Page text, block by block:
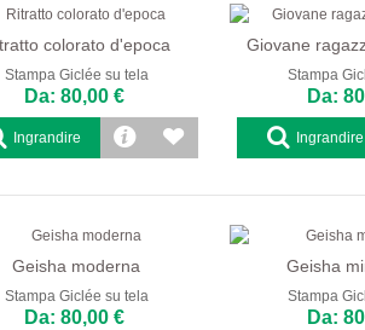
colorato d'epoca
Stampa Giclée su tela
Da: 80,00 €
Ingrandire
Giovane
Stampa
Da:
Ingrandire
Geisha moderna
Stampa Giclée su tela
Da: 80,00 €
Geisha
Stampa
Da: